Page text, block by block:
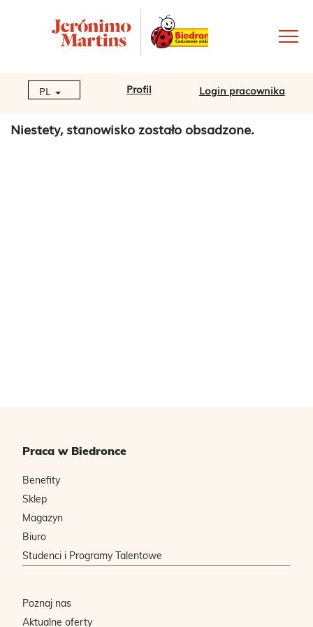
PL Profil Login pracownika
Niestety, stanowisko zostało obsadzone.
Praca w Biedronce
Benefity
Sklep
Magazyn
Biuro
Studenci i Programy Talentowe
Poznaj nas
Aktualne oferty